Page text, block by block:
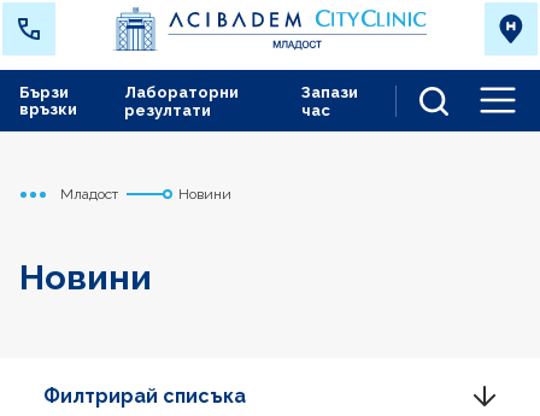
Лабораторни
резултати
Запази
час
Бързи
връзки
Начало
Младост Новини
Новини
Филтрирай списъка